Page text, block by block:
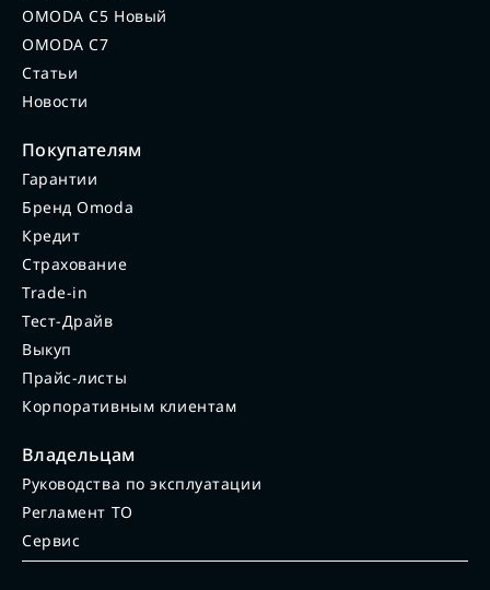
OMODA C5 Новый
OMODA C7
Статьи
Новости
Покупателям
Гарантии
Бренд Omoda
Кредит
Страхование
Trade-in
Тест-Драйв
Выкуп
Прайс-листы
Корпоративным клиентам
Владельцам
Руководства по эксплуатации
Регламент ТО
Сервис